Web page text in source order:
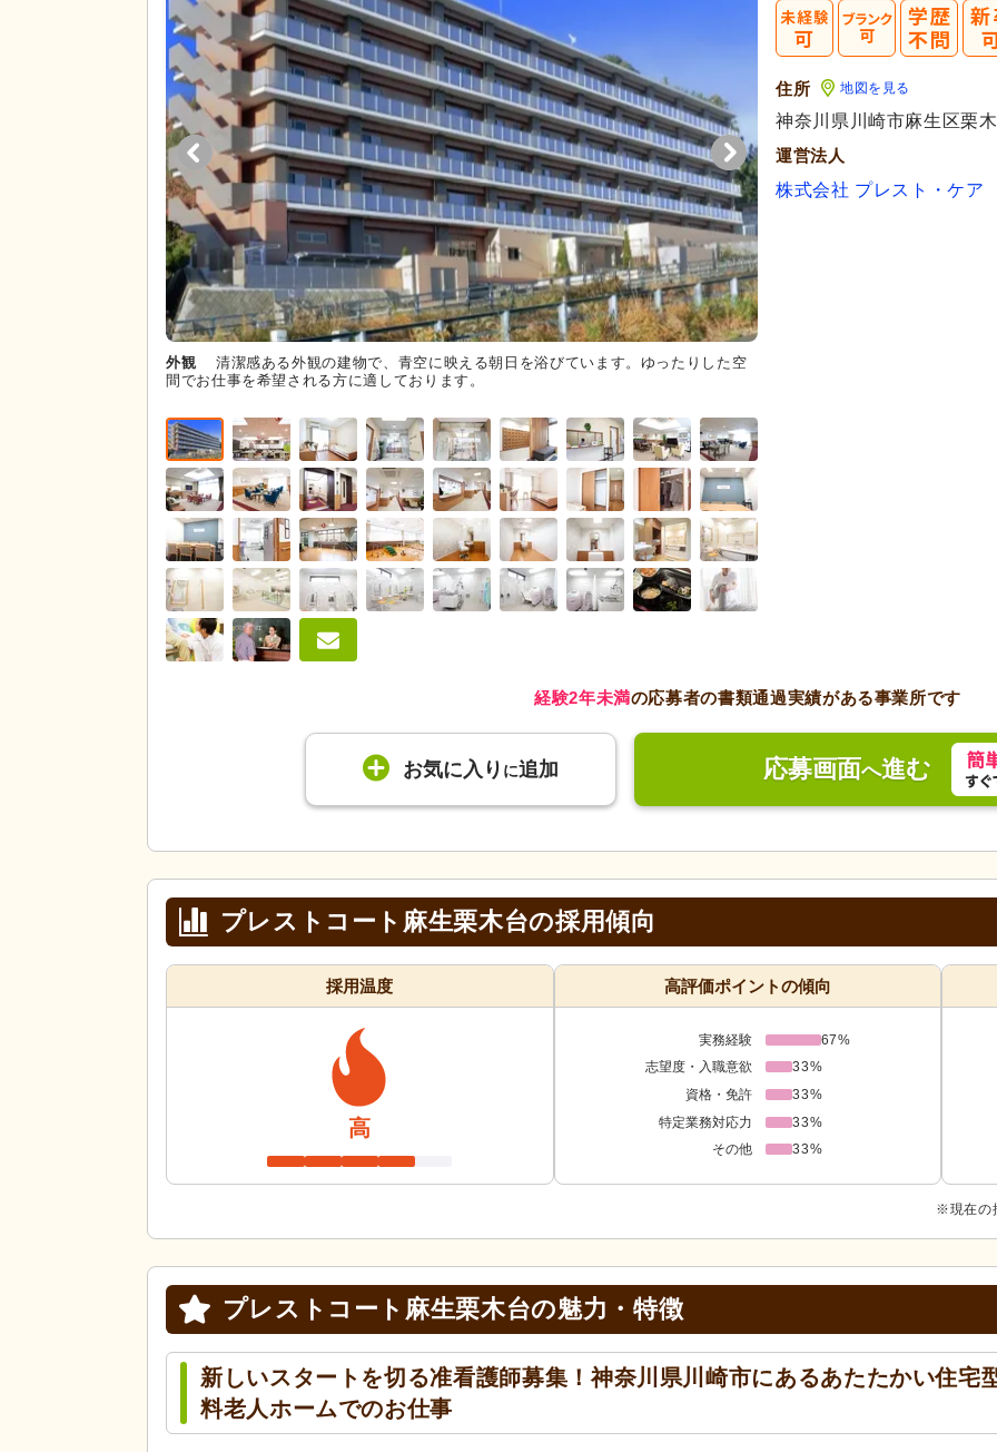
外観
清潔感ある外観の建物で、青空に映える朝日を浴びています。ゆったりした空
間でお仕事を希望される方に適しております。
住所 地図を見る
神奈川県川崎市麻生区栗
運営法人
株式会社 プレスト・ケア
経験2年未満の応募者の書類通過実績がある事業所です
お気に入り に追加 応募画面へ進む
プレストコート麻生栗木台の採用傾向
採用温度
高
高評価ポイントの傾向
実務経験
67%
志望度・入職意欲
33%
資格・免許
33%
特定業務対応力
33%
その他
33%
※現在の
プレストコート麻生栗木台の魅力・特徴
新しいスタートを切る准看護師募集！神奈川県川崎市にあるあたたかい住宅
料老人ホームでのお仕事